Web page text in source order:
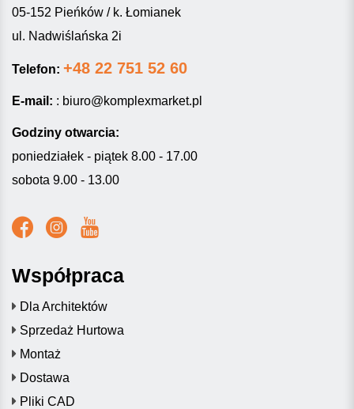
05-152 Pieńków / k. Łomianek
ul. Nadwiślańska 2i
Telefon: +48 22 751 52 60
E-mail: : biuro@komplexmarket.pl
Godziny otwarcia:
poniedziałek - piątek 8.00 - 17.00
sobota 9.00 - 13.00
Współpraca
Dla Architektów
Sprzedaż Hurtowa
Montaż
Dostawa
Pliki CAD